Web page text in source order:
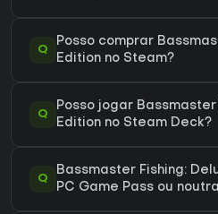
Q
Posso comprar
Edition no Steam?
Q
Posso jogar Bassmaster
Edition no Steam Deck?
Q
Bassmaster Fishing:
PC Game Pass ou